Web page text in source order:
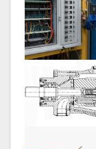
о
з
а